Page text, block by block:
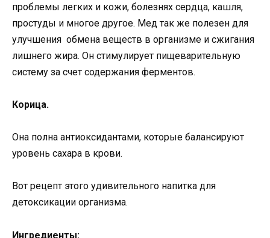
проблемы легких и кожи, болезнях сердца, кашля,
простуды и многое другое. Мед так же полезен для
улучшения обмена веществ в организме и сжигания
лишнего жира. Он стимулирует пищеварительную
систему за счет содержания ферментов.
Корица.
Она полна антиоксидантами, которые балансируют
уровень сахара в крови.
Вот рецепт этого удивительного напитка для
детоксикации организма.
Ингредиенты: